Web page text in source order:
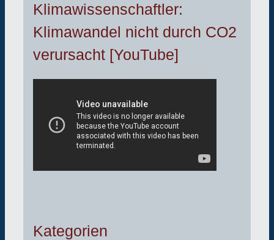
Klimawissenschaftler:
Klimawandel nicht durch CO2
verursacht [YouTube]
Kategorien